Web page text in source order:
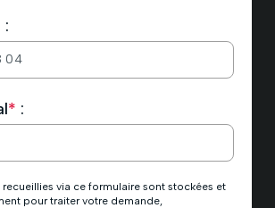
sont des dispositifs tangibles qui
l’énergie sous forme chimique pour
Voici les principaux types :
:
* :
via ce formulaire sont stockées et
pour traiter votre demande,